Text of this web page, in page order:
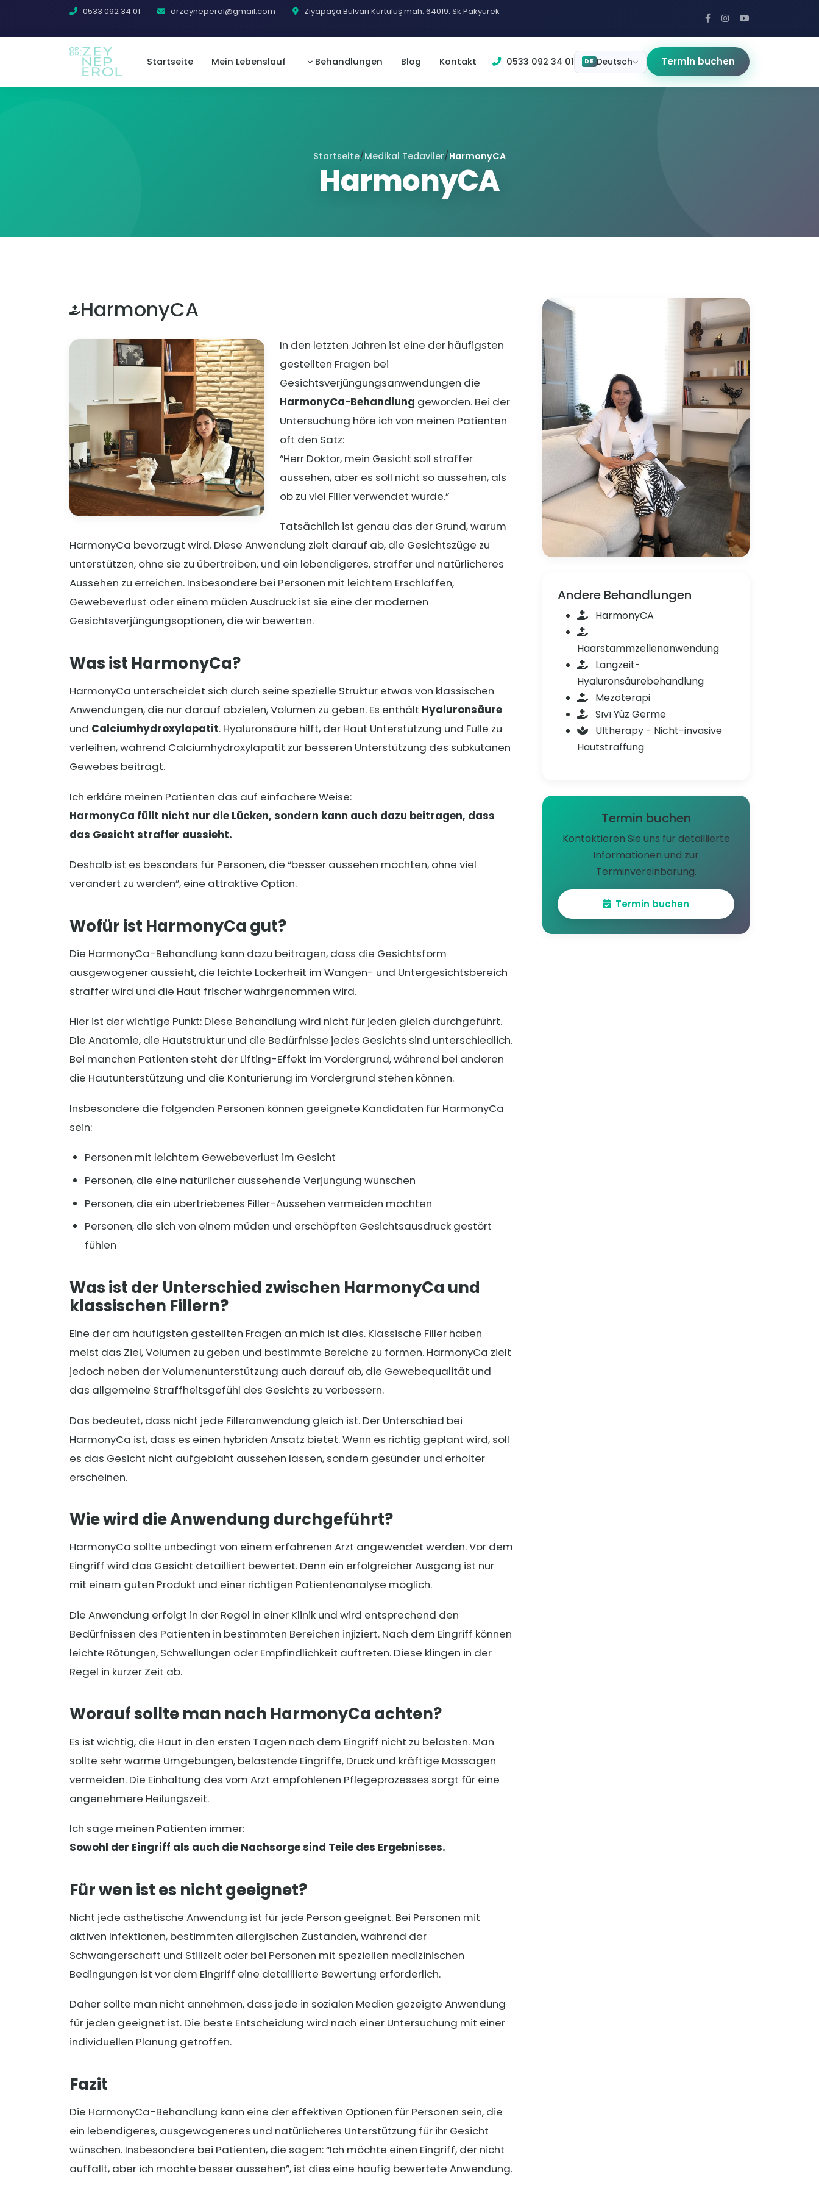
0533 092 34 01 drzeyneperol@gmail.com
Ziyapaşa Bulvarı Kurtuluş mah. 64019. Sk Pakyürek
...
Startseite Mein Lebenslauf Behandlungen Blog Kontakt 0533 092 34 01 DE Deutsch Termin buchen
Startseite/Medikal Tedaviler/HarmonyCA
HarmonyCA
HarmonyCA
In den letzten Jahren ist eine der häufigsten
gestellten Fragen bei
Gesichtsverjüngungsanwendungen die
HarmonyCa-Behandlung geworden. Bei der
Untersuchung höre ich von meinen Patienten
oft den Satz:
“Herr Doktor, mein Gesicht soll straffer
aussehen, aber es soll nicht so aussehen, als
ob zu viel Filler verwendet wurde.”
Tatsächlich ist genau das der Grund, warum
HarmonyCa bevorzugt wird. Diese Anwendung zielt darauf ab, die Gesichtszüge zu
unterstützen, ohne sie zu übertreiben, und ein lebendigeres, straffer und natürlicheres
Aussehen zu erreichen. Insbesondere bei Personen mit leichtem Erschlaffen,
Gewebeverlust oder einem müden Ausdruck ist sie eine der modernen
Gesichtsverjüngungsoptionen, die wir bewerten.
Was ist HarmonyCa?
HarmonyCa unterscheidet sich durch seine spezielle Struktur etwas von klassischen
Anwendungen, die nur darauf abzielen, Volumen zu geben. Es enthält Hyaluronsäure
und Calciumhydroxylapatit. Hyaluronsäure hilft, der Haut Unterstützung und Fülle zu
verleihen, während Calciumhydroxylapatit zur besseren Unterstützung des subkutanen
Gewebes beiträgt.
Ich erkläre meinen Patienten das auf einfachere Weise:
HarmonyCa füllt nicht nur die Lücken, sondern kann auch dazu beitragen, dass
das Gesicht straffer aussieht.
Deshalb ist es besonders für Personen, die “besser aussehen möchten, ohne viel
verändert zu werden”, eine attraktive Option.
Wofür ist HarmonyCa gut?
Die HarmonyCa-Behandlung kann dazu beitragen, dass die Gesichtsform
ausgewogener aussieht, die leichte Lockerheit im Wangen- und Untergesichtsbereich
straffer wird und die Haut frischer wahrgenommen wird.
Hier ist der wichtige Punkt: Diese Behandlung wird nicht für jeden gleich durchgeführt.
Die Anatomie, die Hautstruktur und die Bedürfnisse jedes Gesichts sind unterschiedlich.
Bei manchen Patienten steht der Lifting-Effekt im Vordergrund, während bei anderen
die Hautunterstützung und die Konturierung im Vordergrund stehen können.
Insbesondere die folgenden Personen können geeignete Kandidaten für HarmonyCa
sein:
Personen mit leichtem Gewebeverlust im Gesicht
Personen, die eine natürlicher aussehende Verjüngung wünschen
Personen, die ein übertriebenes Filler-Aussehen vermeiden möchten
Personen, die sich von einem müden und erschöpften Gesichtsausdruck gestört
fühlen
Was ist der Unterschied zwischen HarmonyCa und
klassischen Fillern?
Eine der am häufigsten gestellten Fragen an mich ist dies. Klassische Filler haben
meist das Ziel, Volumen zu geben und bestimmte Bereiche zu formen. HarmonyCa zielt
jedoch neben der Volumenunterstützung auch darauf ab, die Gewebequalität und
das allgemeine Straffheitsgefühl des Gesichts zu verbessern.
Das bedeutet, dass nicht jede Filleranwendung gleich ist. Der Unterschied bei
HarmonyCa ist, dass es einen hybriden Ansatz bietet. Wenn es richtig geplant wird, soll
es das Gesicht nicht aufgebläht aussehen lassen, sondern gesünder und erholter
erscheinen.
Wie wird die Anwendung durchgeführt?
HarmonyCa sollte unbedingt von einem erfahrenen Arzt angewendet werden. Vor dem
Eingriff wird das Gesicht detailliert bewertet. Denn ein erfolgreicher Ausgang ist nur
mit einem guten Produkt und einer richtigen Patientenanalyse möglich.
Die Anwendung erfolgt in der Regel in einer Klinik und wird entsprechend den
Bedürfnissen des Patienten in bestimmten Bereichen injiziert. Nach dem Eingriff können
leichte Rötungen, Schwellungen oder Empfindlichkeit auftreten. Diese klingen in der
Regel in kurzer Zeit ab.
Worauf sollte man nach HarmonyCa achten?
Es ist wichtig, die Haut in den ersten Tagen nach dem Eingriff nicht zu belasten. Man
sollte sehr warme Umgebungen, belastende Eingriffe, Druck und kräftige Massagen
vermeiden. Die Einhaltung des vom Arzt empfohlenen Pflegeprozesses sorgt für eine
angenehmere Heilungszeit.
Ich sage meinen Patienten immer:
Sowohl der Eingriff als auch die Nachsorge sind Teile des Ergebnisses.
Für wen ist es nicht geeignet?
Nicht jede ästhetische Anwendung ist für jede Person geeignet. Bei Personen mit
aktiven Infektionen, bestimmten allergischen Zuständen, während der
Schwangerschaft und Stillzeit oder bei Personen mit speziellen medizinischen
Bedingungen ist vor dem Eingriff eine detaillierte Bewertung erforderlich.
Daher sollte man nicht annehmen, dass jede in sozialen Medien gezeigte Anwendung
für jeden geeignet ist. Die beste Entscheidung wird nach einer Untersuchung mit einer
individuellen Planung getroffen.
Fazit
Die HarmonyCa-Behandlung kann eine der effektiven Optionen für Personen sein, die
ein lebendigeres, ausgewogeneres und natürlicheres Unterstützung für ihr Gesicht
wünschen. Insbesondere bei Patienten, die sagen: “Ich möchte einen Eingriff, der nicht
auffällt, aber ich möchte besser aussehen”, ist dies eine häufig bewertete Anwendung.
Andere Behandlungen
HarmonyCA
Haarstammzellenanwendung
Langzeit-
Hyaluronsäurebehandlung
Mezoterapi
Sıvı Yüz Germe
Ultherapy - Nicht-invasive
Hautstraffung
Termin buchen
Kontaktieren Sie uns für detaillierte
Informationen und zur
Terminvereinbarung.
Termin buchen